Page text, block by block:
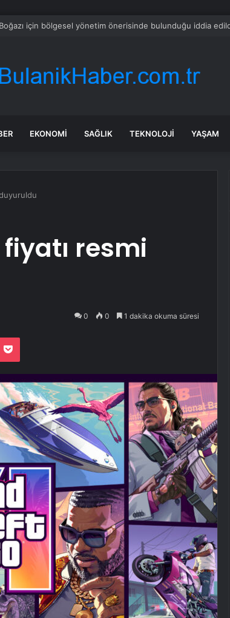
tartışma yarattı! İşçi ve işveren karşı karşıya
EKONOMI SAĞLIK TEKNOLOJI YAŞAM
resmi
0 0 1 dakika okuma süresi
Pocket